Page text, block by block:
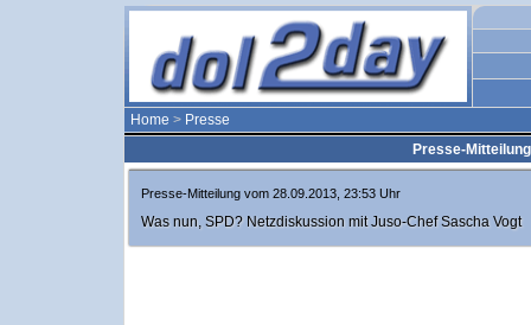
Home > Presse
Presse-
Presse-Mitteilung vom 28.09.2013, 23:53 Uhr
Was nun, SPD? Netzdiskussion mit Juso-Chef Sascha Vogt